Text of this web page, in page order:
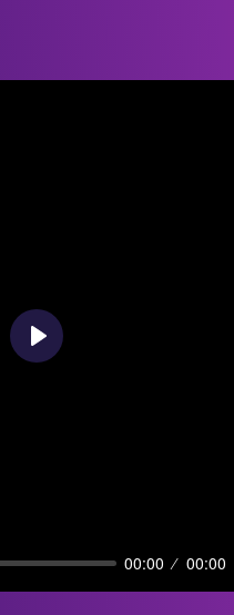
00:00 00:00
Play